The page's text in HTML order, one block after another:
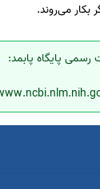
بکار می‌روند.
رسمی پایگاه پابمد: